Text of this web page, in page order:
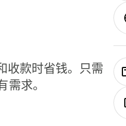
收款时省钱。只需
求。